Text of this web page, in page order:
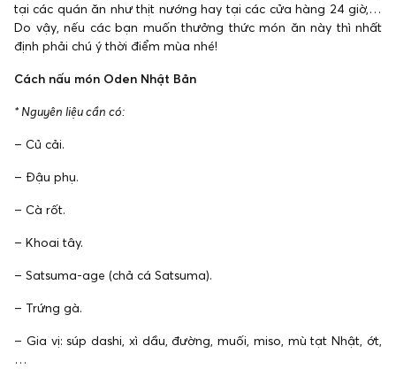
tại các quán ăn như thịt nướng hay tại các cửa hàng 24 giờ,…
Do vậy, nếu các bạn muốn thưởng thức món ăn này thì nhất
định phải chú ý thời điểm mùa nhé!
Cách nấu món Oden Nhật Bản
* Nguyên liệu cần có:
– Củ cải.
– Đậu phụ.
– Cà rốt.
– Khoai tây.
– Satsuma-age (chả cá Satsuma).
– Trứng gà.
– Gia vị: súp dashi, xì dầu, đường, muối, miso, mù tạt Nhật, ớt,
…